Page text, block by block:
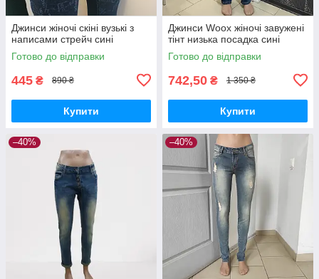
Джинси жіночі скіні вузькі з
написами стрейч сині
Готово до відправки
445 ₴ 890 ₴
Купити
Джинси Woox жіночі завужені
тінт низька посадка сині
Готово до відправки
742,50 ₴ 1 350 ₴
Купити
–40% –40%